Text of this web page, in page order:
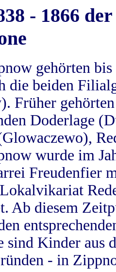
- 1866
gehörten
die beiden
Früher
Doderlage
wurde im
Freudenfier
Ab diesem
sind Kinder aus
- in